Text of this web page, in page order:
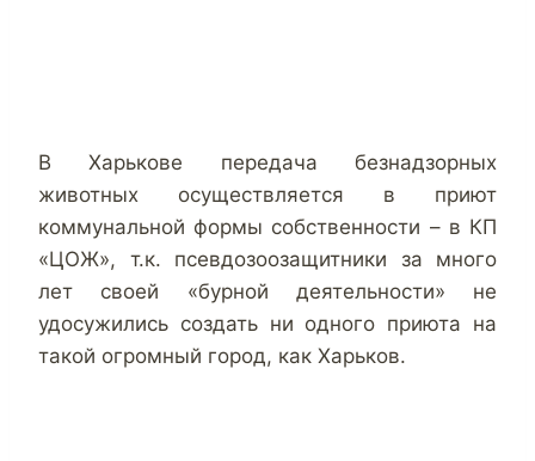
В Харькове передача безнадзорных
животных осуществляется в приют
коммунальной формы собственности – в КП
«ЦОЖ», т.к. псевдозоозащитники за много
лет своей «бурной деятельности» не
удосужились создать ни одного приюта на
такой огромный город, как Харьков.